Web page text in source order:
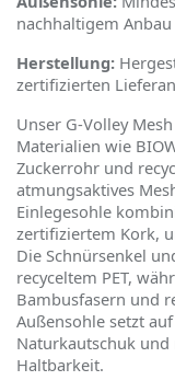
nachhaltigem Anbau
Herstellung:
zertifizierten
Unser G-Volley
Materialien wie
Zuckerrohr und
atmungsaktives
Einlegesohle
zertifiziertem Kork,
Die Schnürsenkel
recyceltem PET,
Bambusfasern und
Außensohle setzt
Naturkautschuk und
Haltbarkeit.